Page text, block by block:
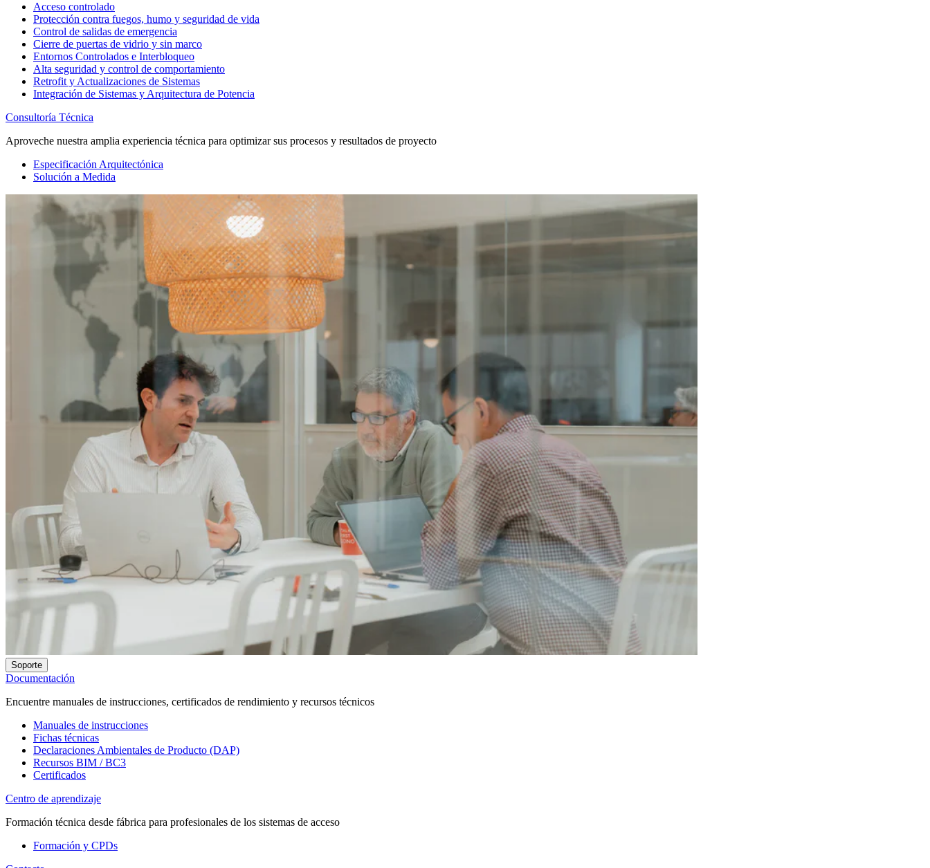
Acceso controlado
Protección contra fuegos, humo y seguridad de vida
Control de salidas de emergencia
Cierre de puertas de vidrio y sin marco
Entornos Controlados e Interbloqueo
Alta seguridad y control de comportamiento
Retrofit y Actualizaciones de Sistemas
Integración de Sistemas y Arquitectura de Potencia
Consultoría Técnica
Aproveche nuestra amplia experiencia técnica para optimizar sus procesos y resultados de proyecto
Especificación Arquitectónica
Solución a Medida
Soporte
Documentación
Encuentre manuales de instrucciones, certificados de rendimiento y recursos técnicos
Manuales de instrucciones
Fichas técnicas
Declaraciones Ambientales de Producto (DAP)
Recursos BIM / BC3
Certificados
Centro de aprendizaje
Formación técnica desde fábrica para profesionales de los sistemas de acceso
Formación y CPDs